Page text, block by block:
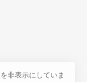
非表示にしていま